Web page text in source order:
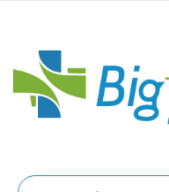
principaleBigfarmacia
Cerca